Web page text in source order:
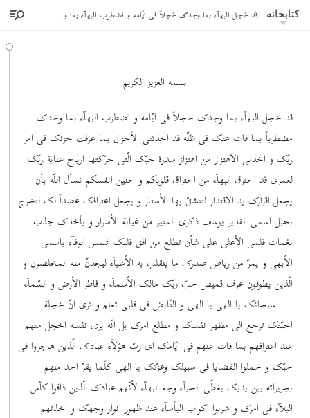
کتابخانه قد خجل البهآء بما وجدک خجلاً فی ایّامه و اضطرب البهآء بما وجدک مضطرباً بما فات عنک فی ظلّه
بسمه العزیز الکریم
قد خجل البهآء بما وجدک خجلاً فی ایّامه و اضطرب البهآء بما وجدک
مضطرباً بما فات عنک فی ظلّه قد اخذتنی الأحزان بما عرفت حزنک فی امر
ربّک و اخذنی الاهتزاز من اهتزاز سدرة حبّک الّتی حرّکتها اریاح عنایة ربّک
لعمری قد احترق البهآء من احتراق قلوبکم و حنین انفسکم نسأل اللّه بأن
یجعل اقرارک ید الاقتدار لتنشقّ بها الأستار و یجعل اعترافک عضداً لک لتخرج
بحبل اسمی القدیر یوسف ذکری المنیر من غیابة الأسرار و یأخذک جذب
نغمات قلمی الأعلی علی شأن تطلع من افق قلبک شمس الوفآء باسمی
الأبهی و یمرّ من ریاض صدرک ما ینقلب به الأشیآء لیجدنّ منه المخلصون و
الّذین یطوفون عرف قمیص حبّ ربّک مالک الأسمآء و فاطر الأرض و السّمآء
سبحانک یا الهی یا الهی و النّابض فی قلبی تعلم و تری انّ خجلة
احبّتک ترجع الی مظهر نفسک و مطلع امرک بل انّه یری نفسه اخجل منهم
عند اعترافهم بما فات عنهم فی ایّامک ای ربّ هؤلآء عبادک الّذین هاجروا فی
حبّک و حملوا القضایا فی سبیلک وعزّتک یا الهی کلّما یقرّ احد منهم
بجریراته بین یدیک یغطّی الحیآء وجه البهآء لأنّهم عبادک الّذین ذاقوا کأس
البلآء فی امرک و شربوا اکواب البأسآء عند ظهور انوار وجهک و اخذتهم